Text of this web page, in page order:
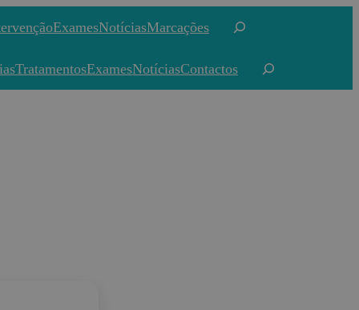
ExamesNotíciasMarcações
TratamentosExamesNotíciasContactos